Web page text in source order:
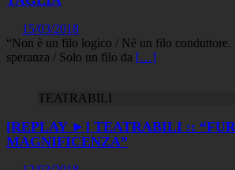
15/03/2018
“Non è un filo logico / Né un filo
speranza / Solo un filo da […]
TEATRABILI
[REPLAY ►] TEATRABILI ::
MAGNIFICENZA”